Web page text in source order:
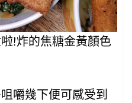
!炸的焦糖金黃顏色
嚼幾下便可感受到